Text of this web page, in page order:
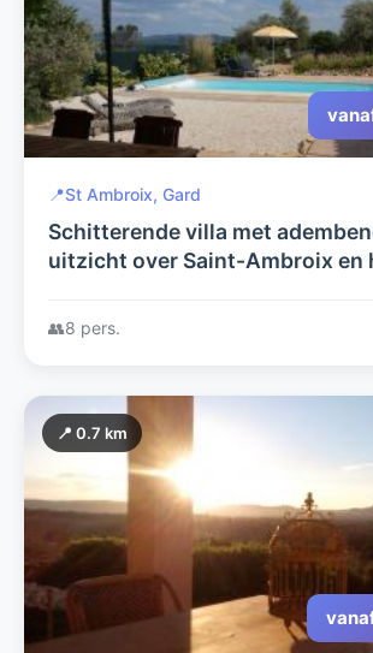
📍St Ambroix, Gard
Schitterende villa met
uitzicht over Saint-Ambroix en
en privé zwembad.
👥8 pers.
📍 0.7 km